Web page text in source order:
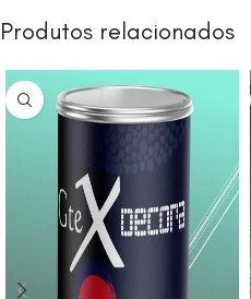
Produtos relacionados